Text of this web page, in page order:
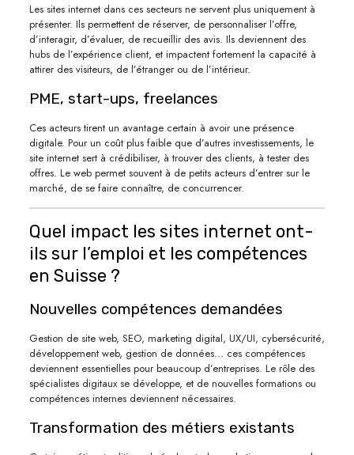
Les sites internet dans ces secteurs ne servent plus uniquement à
présenter. Ils permettent de réserver, de personnaliser l’offre,
d’interagir, d’évaluer, de recueillir des avis. Ils deviennent des
hubs de l’expérience client, et impactent fortement la capacité à
attirer des visiteurs, de l’étranger ou de l’intérieur.
PME, start-ups, freelances
Ces acteurs tirent un avantage certain à avoir une présence
digitale. Pour un coût plus faible que d’autres investissements, le
site internet sert à crédibiliser, à trouver des clients, à tester des
offres. Le web permet souvent à de petits acteurs d’entrer sur le
marché, de se faire connaître, de concurrencer.
Quel impact les sites internet ont-
ils sur l’emploi et les compétences
en Suisse ?
Nouvelles compétences demandées
Gestion de site web, SEO, marketing digital, UX/UI, cybersécurité,
développement web, gestion de données… ces compétences
deviennent essentielles pour beaucoup d’entreprises. Le rôle des
spécialistes digitaux se développe, et de nouvelles formations ou
compétences internes deviennent nécessaires.
Transformation des métiers existants